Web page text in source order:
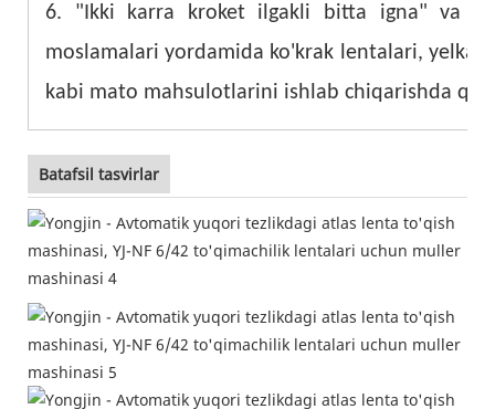
6. "Ikki karra kroket ilgakli bitta igna" va
moslamalari yordamida ko'krak lentalari, yelka
kabi mato mahsulotlarini ishlab chiqarishda
Batafsil tasvirlar